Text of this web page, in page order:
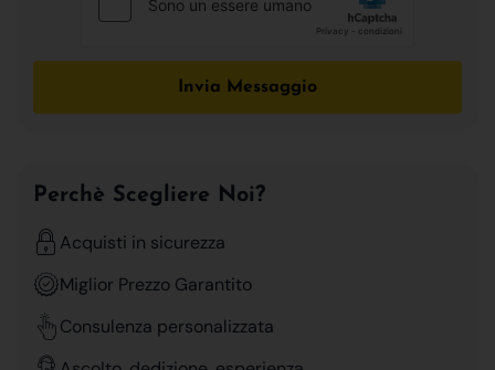
Invia Messaggio
Perchè Scegliere Noi?
Acquisti in sicurezza
Miglior Prezzo Garantito
Consulenza personalizzata